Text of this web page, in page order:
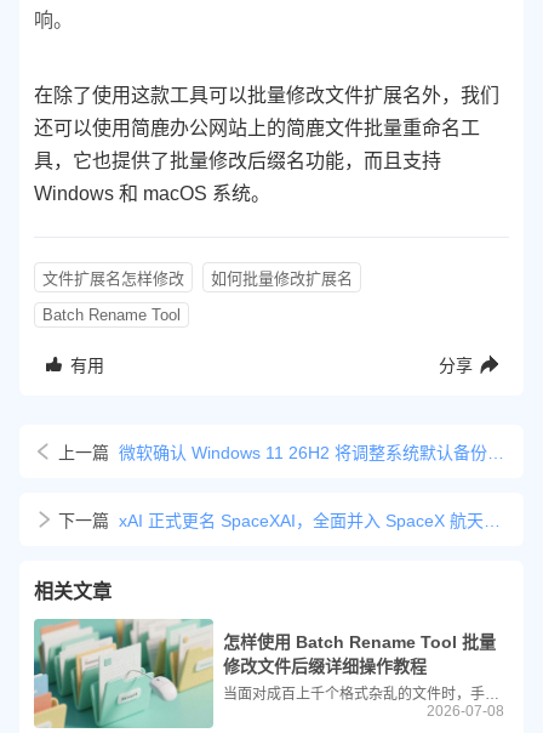
响。
在除了使用这款工具可以批量修改文件扩展名外，我们
还可以使用简鹿办公网站上的简鹿文件批量重命名工
具，它也提供了批量修改后缀名功能，而且支持
Windows 和 macOS 系统。
文件扩展名怎样修改
如何批量修改扩展名
Batch Rename Tool
有用 分享
上一篇 微软确认 Windows 11 26H2 将调整系统默认备份机制
下一篇 xAI 正式更名 SpaceXAI，全面并入 SpaceX 航天体系
相关文章
怎样使用 Batch Rename Tool 批量
修改文件后缀详细操作教程
当面对成百上千个格式杂乱的文件时，手动逐个修改后缀名不仅耗时费力，还极易出错。此时，借助专业的批量重命名工具便能大幅提升工作效率。Batch Rename Tool 正是这样一款高效、直观的文件管理利器，它支持对各类常见文档、图像及音视频文件进行批量处理。以下是使用该工具批量修改文件后缀的详细操作指南。
2026-07-08